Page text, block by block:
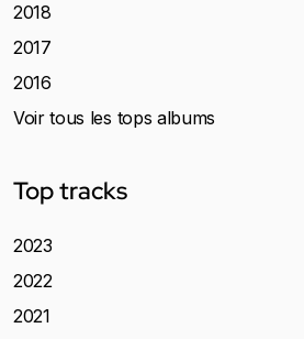
2018
2017
2016
Voir tous les tops albums
Top tracks
2023
2022
2021